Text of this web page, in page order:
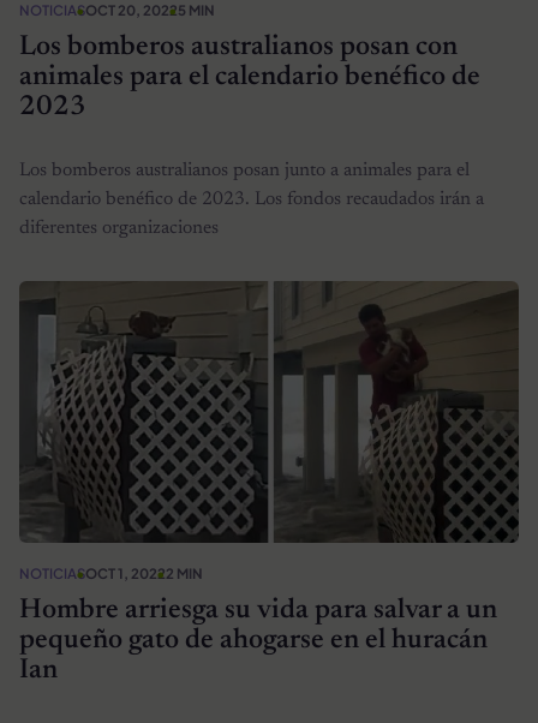
NOTICIASOCT 20, 20225 MIN
Los bomberos australianos posan con
animales para el calendario benéfico de
2023
Los bomberos australianos posan junto a animales para el
calendario benéfico de 2023. Los fondos recaudados irán a
diferentes organizaciones
NOTICIASOCT 1, 20222 MIN
Hombre arriesga su vida para salvar a un
pequeño gato de ahogarse en el huracán
Ian